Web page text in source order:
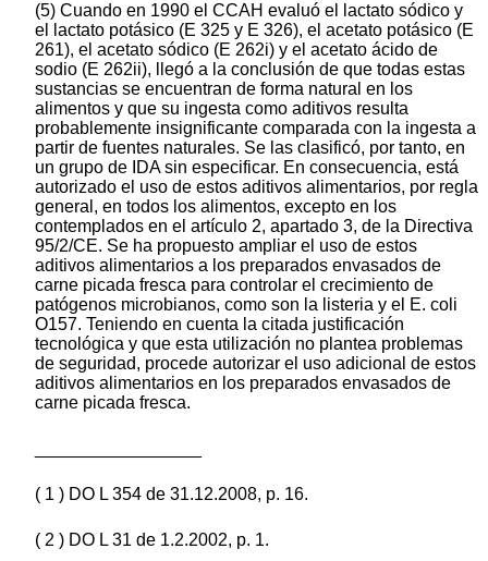
(5) Cuando en 1990 el CCAH evaluó el lactato sódico y
el lactato potásico (E 325 y E 326), el acetato potásico (E
261), el acetato sódico (E 262i) y el acetato ácido de
sodio (E 262ii), llegó a la conclusión de que todas estas
sustancias se encuentran de forma natural en los
alimentos y que su ingesta como aditivos resulta
probablemente insignificante comparada con la ingesta a
partir de fuentes naturales. Se las clasificó, por tanto, en
un grupo de IDA sin especificar. En consecuencia, está
autorizado el uso de estos aditivos alimentarios, por regla
general, en todos los alimentos, excepto en los
contemplados en el artículo 2, apartado 3, de la Directiva
95/2/CE. Se ha propuesto ampliar el uso de estos
aditivos alimentarios a los preparados envasados de
carne picada fresca para controlar el crecimiento de
patógenos microbianos, como son la listeria y el E. coli
O157. Teniendo en cuenta la citada justificación
tecnológica y que esta utilización no plantea problemas
de seguridad, procede autorizar el uso adicional de estos
aditivos alimentarios en los preparados envasados de
carne picada fresca.
( 1 ) DO L 354 de 31.12.2008, p. 16.
( 2 ) DO L 31 de 1.2.2002, p. 1.